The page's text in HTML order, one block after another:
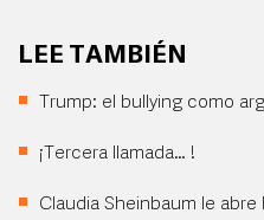
LEE TAMBIÉN
Trump: el bullying como
¡Tercera llamada… !
Claudia Sheinbaum le